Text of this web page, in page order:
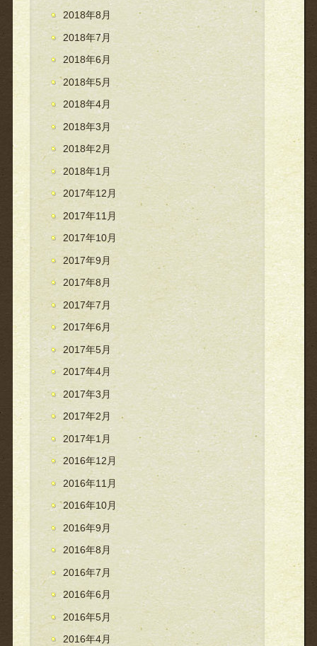
2018年8月
2018年7月
2018年6月
2018年5月
2018年4月
2018年3月
2018年2月
2018年1月
2017年12月
2017年11月
2017年10月
2017年9月
2017年8月
2017年7月
2017年6月
2017年5月
2017年4月
2017年3月
2017年2月
2017年1月
2016年12月
2016年11月
2016年10月
2016年9月
2016年8月
2016年7月
2016年6月
2016年5月
2016年4月